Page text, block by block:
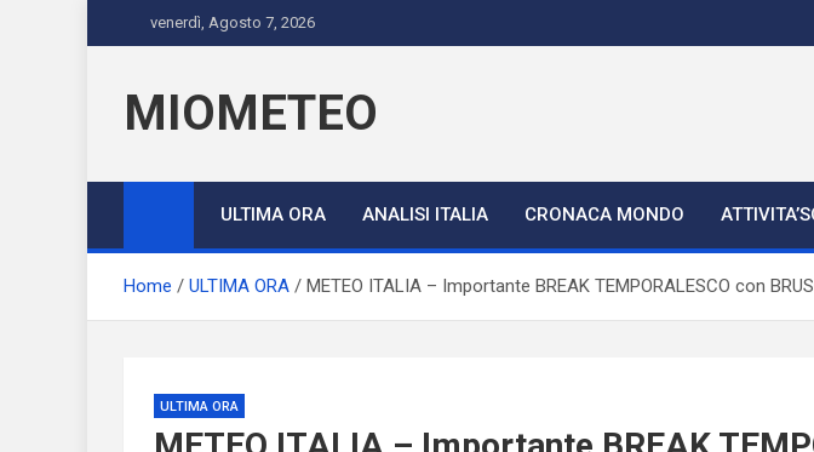
to
venerdì, Agosto 7, 2026
MIOMETEO
ULTIMA ORA ANALISI ITALIA CRONACA MONDO
Home ULTIMA ORA METEO ITALIA – Importante BREAK TEMPORALESCO con
ULTIMA ORA